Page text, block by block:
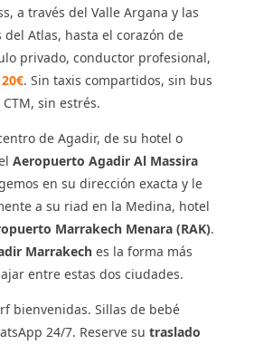
a través del Valle Argana y las
Atlas, hasta el corazón de
privado, conductor profesional,
. Sin taxis compartidos, sin bus
CTM, sin estrés.
de Agadir, de su hotel o
Aeropuerto Agadir Al Massira
en su dirección exacta y le
a su riad en la Medina, hotel
Marrakech Menara (RAK).
Marrakech es la forma más
entre estas dos ciudades.
bienvenidas. Sillas de bebé
24/7. Reserve su traslado